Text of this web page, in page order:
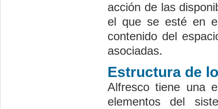
acción de las
el que se esté en
contenido del
asociadas.
Estructura de
Alfresco tiene una
elementos del